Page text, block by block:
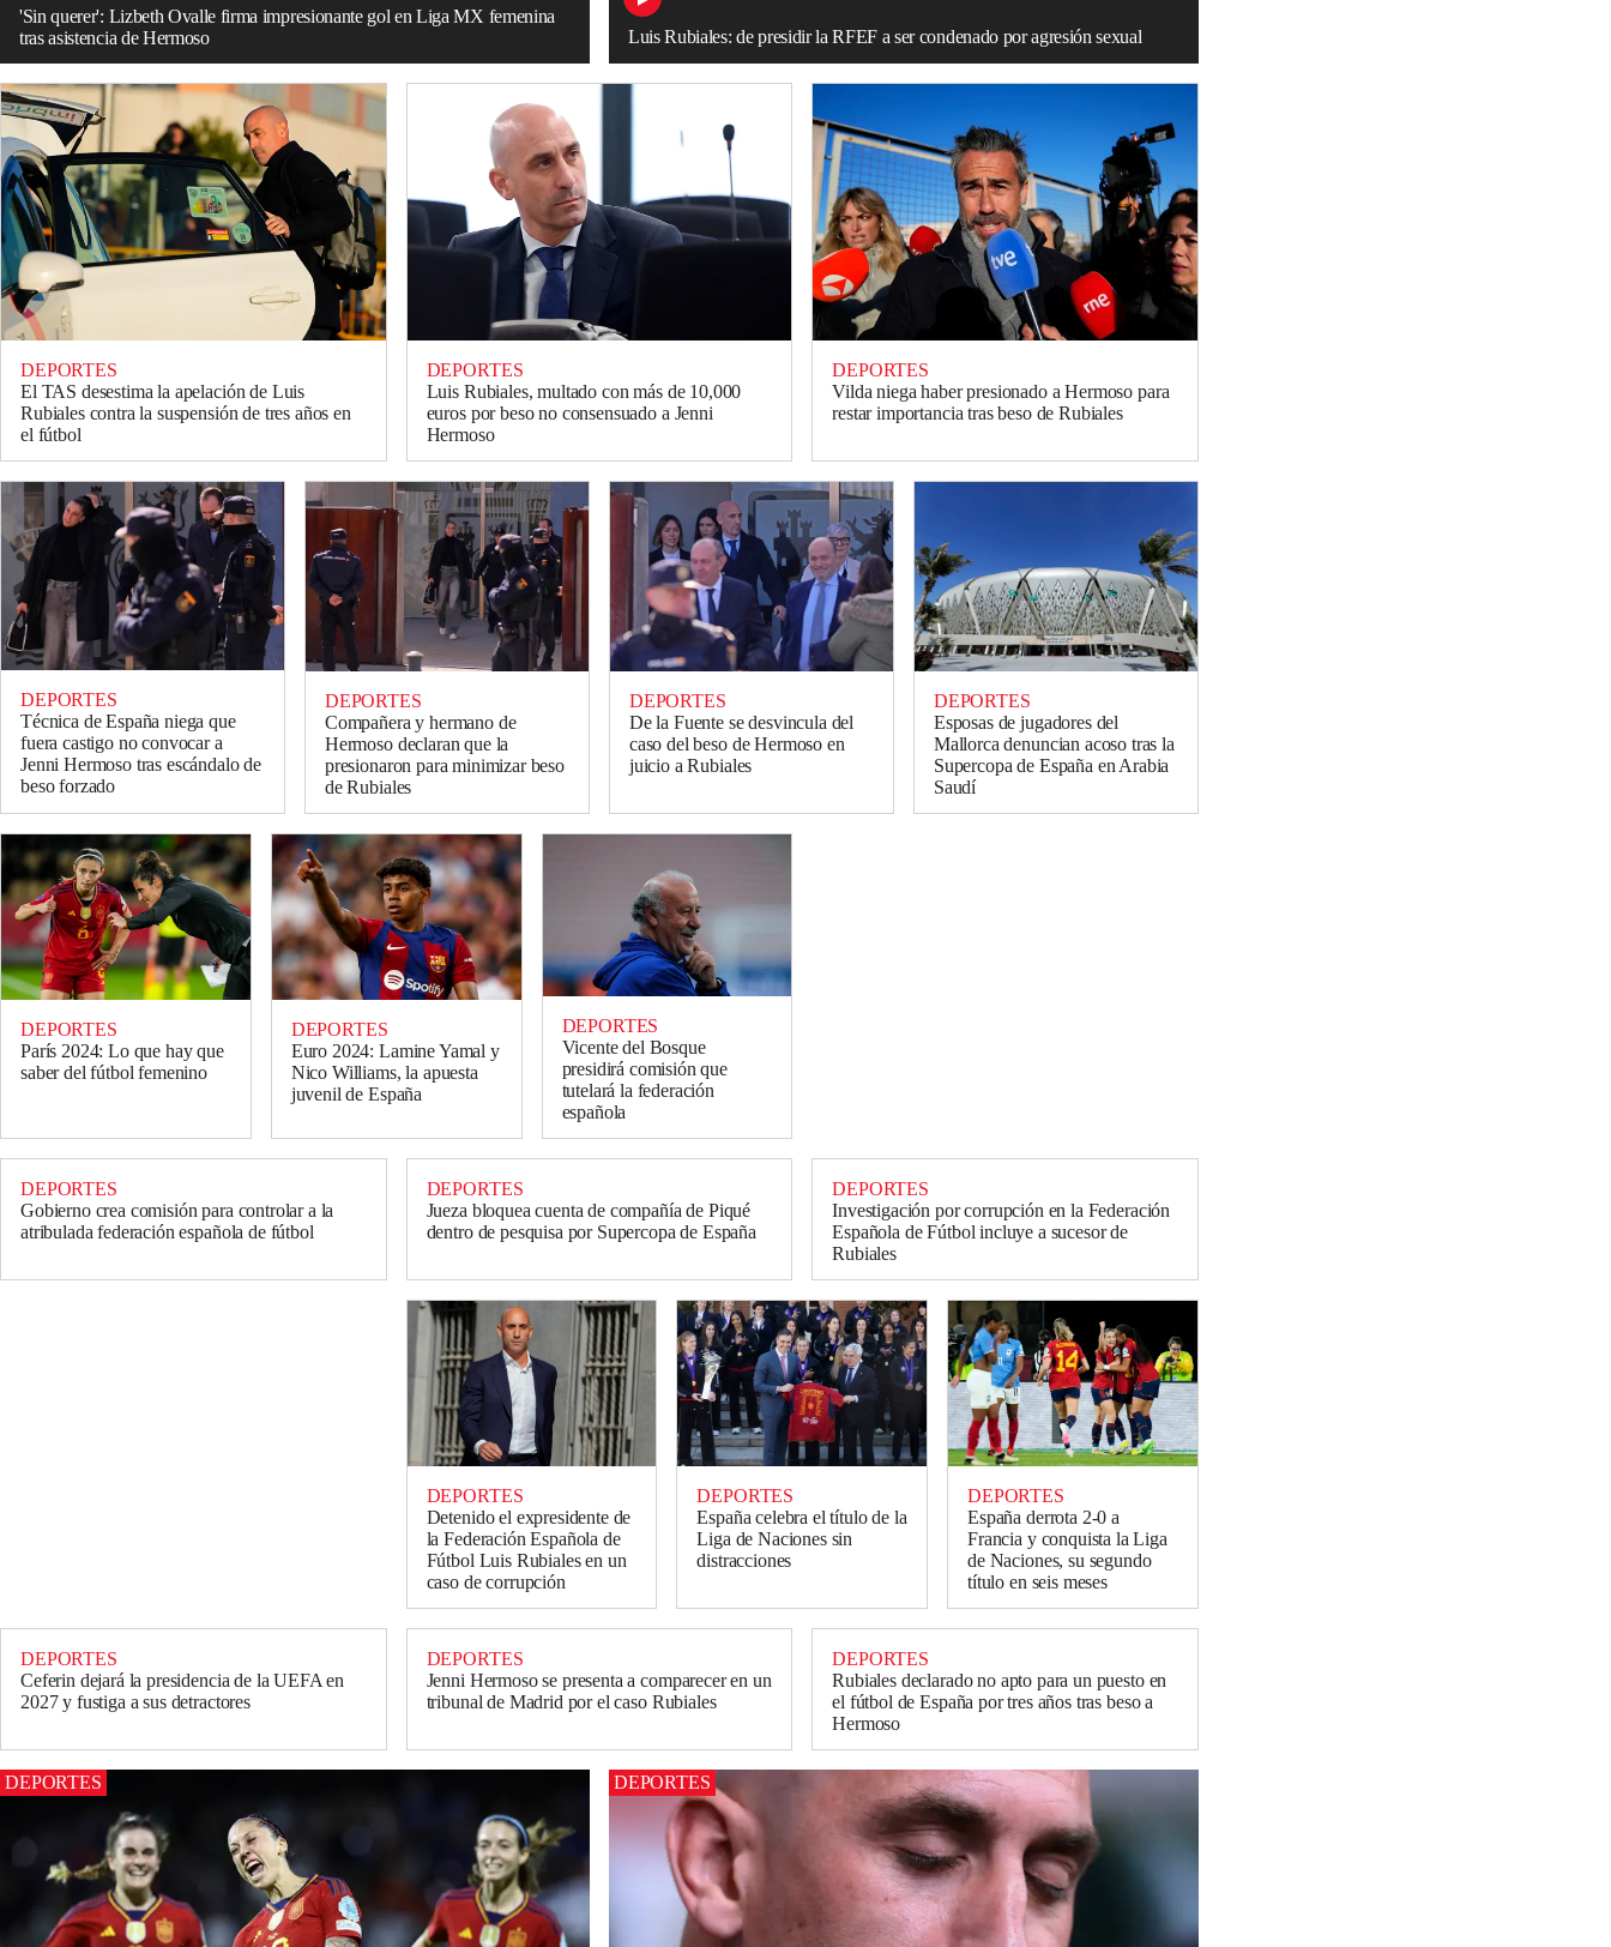
'Sin querer': Lizbeth Ovalle firma impresionante gol en Liga MX femenina
tras asistencia de Hermoso
Luis Rubiales: de presidir la RFEF a ser condenado por agresión sexual
DEPORTES
El TAS desestima la apelación de Luis
Rubiales contra la suspensión de tres años en
el fútbol
DEPORTES
Luis Rubiales, multado con más de 10,000
euros por beso no consensuado a Jenni
Hermoso
DEPORTES
Vilda niega haber presionado a Hermoso para
restar importancia tras beso de Rubiales
DEPORTES
Técnica de España niega que
fuera castigo no convocar a
Jenni Hermoso tras escándalo de
beso forzado
DEPORTES
Compañera y hermano de
Hermoso declaran que la
presionaron para minimizar beso
de Rubiales
DEPORTES
De la Fuente se desvincula del
caso del beso de Hermoso en
juicio a Rubiales
DEPORTES
Esposas de jugadores del
Mallorca denuncian acoso tras la
Supercopa de España en Arabia
Saudí
DEPORTES
París 2024: Lo que hay que
saber del fútbol femenino
DEPORTES
Euro 2024: Lamine Yamal y
Nico Williams, la apuesta
juvenil de España
DEPORTES
Vicente del Bosque
presidirá comisión que
tutelará la federación
española
DEPORTES
Gobierno crea comisión para controlar a la
atribulada federación española de fútbol
DEPORTES
Jueza bloquea cuenta de compañía de Piqué
dentro de pesquisa por Supercopa de España
DEPORTES
Investigación por corrupción en la Federación
Española de Fútbol incluye a sucesor de
Rubiales
DEPORTES
Detenido el expresidente de
la Federación Española de
Fútbol Luis Rubiales en un
caso de corrupción
DEPORTES
España celebra el título de la
Liga de Naciones sin
distracciones
DEPORTES
España derrota 2-0 a
Francia y conquista la Liga
de Naciones, su segundo
título en seis meses
DEPORTES
Ceferin dejará la presidencia de la UEFA en
2027 y fustiga a sus detractores
DEPORTES
Jenni Hermoso se presenta a comparecer en un
tribunal de Madrid por el caso Rubiales
DEPORTES
Rubiales declarado no apto para un puesto en
el fútbol de España por tres años tras beso a
Hermoso
DEPORTES DEPORTES